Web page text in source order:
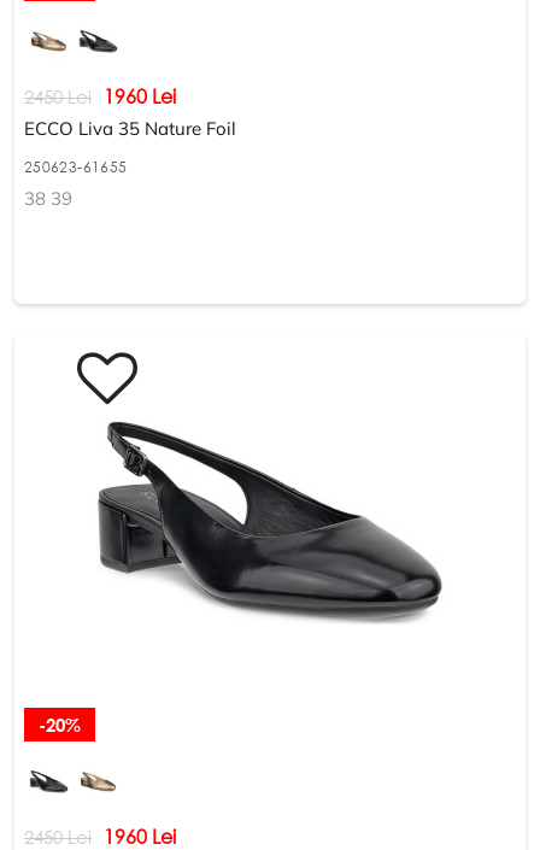
2450 Lei 1960 Lei
ECCO Liva 35 Nature Foil
250623-61655
38 39
-20%
2450 Lei 1960 Lei